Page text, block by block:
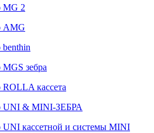
MG 2
AMG
зебра
кассета
UNI & MINI-ЗЕБРА
кассетной и системы MINI